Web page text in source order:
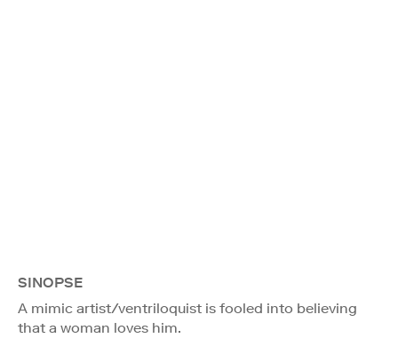
SINOPSE
A mimic artist/ventriloquist is fooled into believing
that a woman loves him.